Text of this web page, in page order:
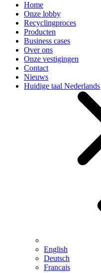
Home
Onze lobby
Recyclingproces
Producten
Business cases
Over ons
Onze vestigingen
Contact
Nieuws
Huidige taal Nederlands
English
Deutsch
Francais